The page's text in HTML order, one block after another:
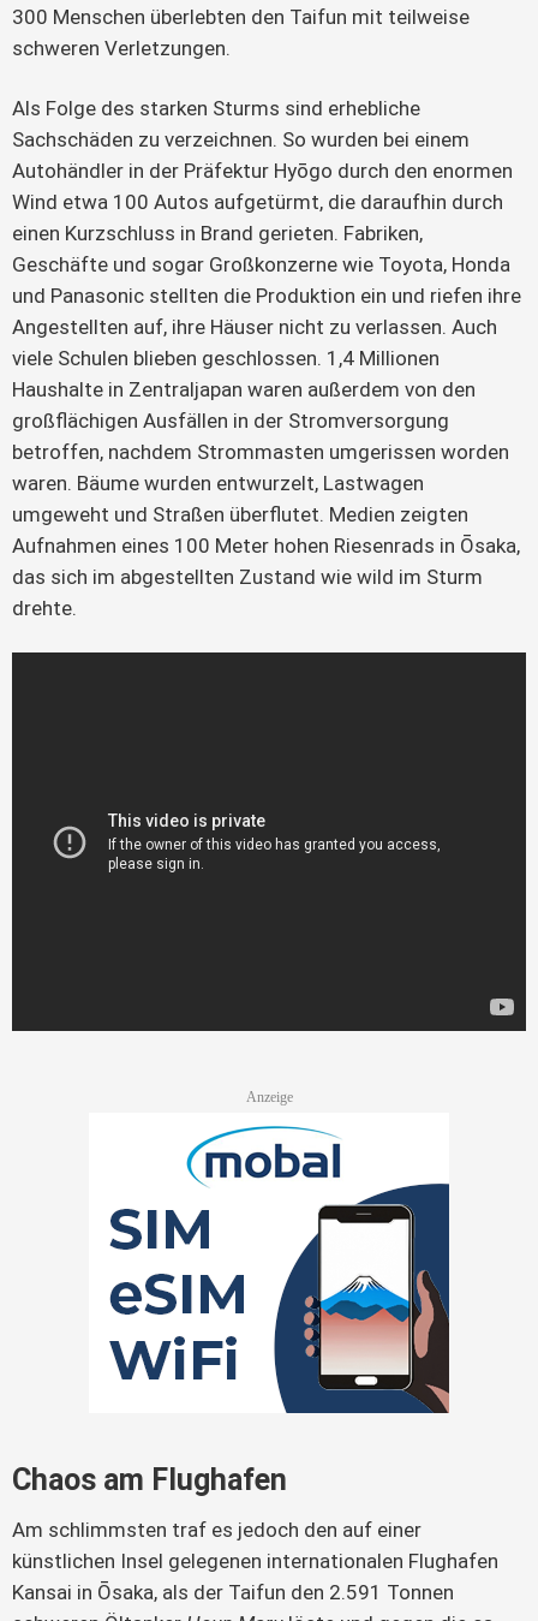
300 Menschen überlebten den Taifun mit teilweise
schweren Verletzungen.
Als Folge des starken Sturms sind erhebliche
Sachschäden zu verzeichnen. So wurden bei einem
Autohändler in der Präfektur Hyōgo durch den enormen
Wind etwa 100 Autos aufgetürmt, die daraufhin durch
einen Kurzschluss in Brand gerieten. Fabriken,
Geschäfte und sogar Großkonzerne wie Toyota, Honda
und Panasonic stellten die Produktion ein und riefen ihre
Angestellten auf, ihre Häuser nicht zu verlassen. Auch
viele Schulen blieben geschlossen. 1,4 Millionen
Haushalte in Zentraljapan waren außerdem von den
großflächigen Ausfällen in der Stromversorgung
betroffen, nachdem Strommasten umgerissen worden
waren. Bäume wurden entwurzelt, Lastwagen
umgeweht und Straßen überflutet. Medien zeigten
Aufnahmen eines 100 Meter hohen Riesenrads in Ōsaka,
das sich im abgestellten Zustand wie wild im Sturm
drehte.
Chaos am Flughafen
Am schlimmsten traf es jedoch den auf einer
künstlichen Insel gelegenen internationalen Flughafen
Kansai in Ōsaka, als der Taifun den 2.591 Tonnen